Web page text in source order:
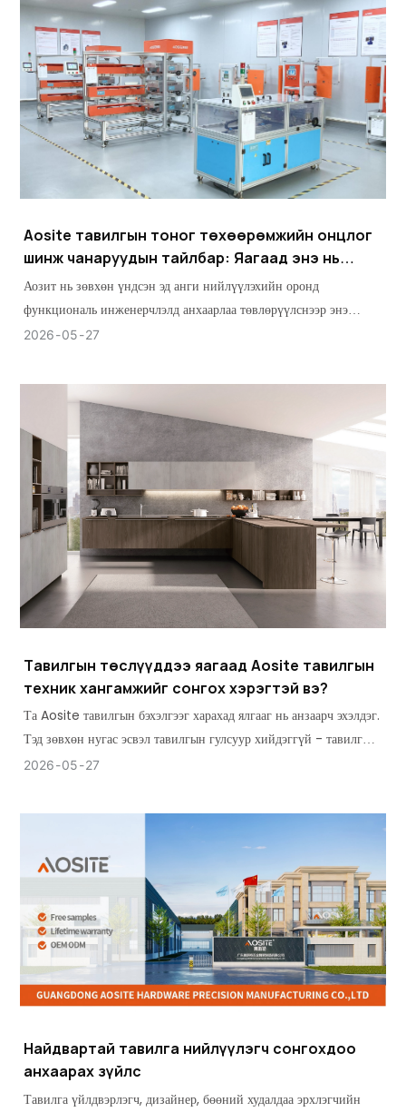
Aosite тавилгын тоног төхөөрөмжийн онцлог
шинж чанаруудын тайлбар: Яагаад энэ нь
найдвартай сонголт вэ
Аозит нь зөвхөн үндсэн эд анги нийлүүлэхийн оронд
функциональ инженерчлэлд анхаарлаа төвлөрүүлснээр энэ
салбарт өөрийн байр сууриа тогтоосон.
2026 05 27
Тавилгын төслүүддээ яагаад Aosite тавилгын
техник хангамжийг сонгох хэрэгтэй вэ?
Та Aosite тавилгын бэхэлгээг харахад ялгааг нь анзаарч эхэлдэг.
Тэд зөвхөн нугас эсвэл тавилгын гулсуур хийдэггүй - тавилгын
хэрэглээг харгалзан үздэг.
2026 05 27
Найдвартай тавилга нийлүүлэгч сонгохдоо
анхаарах зүйлс
Тавилга үйлдвэрлэгч, дизайнер, бөөний худалдаа эрхлэгчийн